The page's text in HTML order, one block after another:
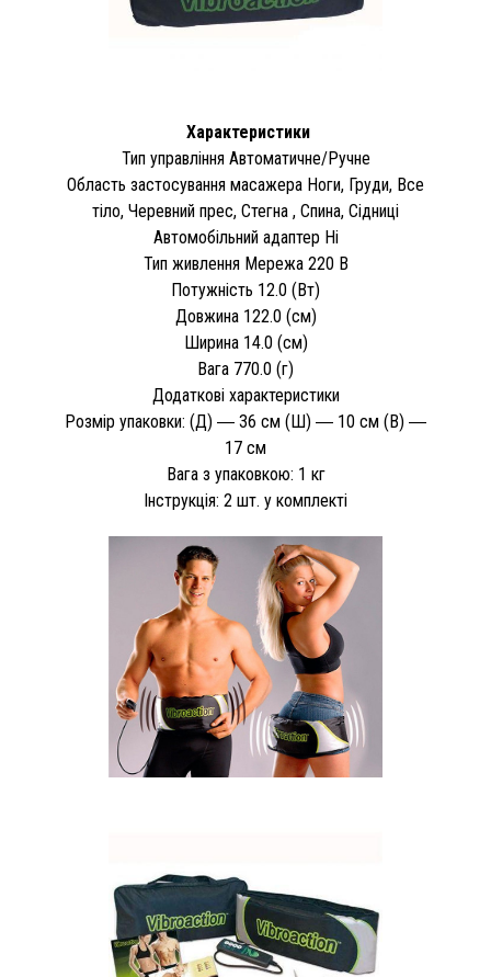
Характеристики
Тип управління Автоматичне/Ручне
Область застосування масажера Ноги, Груди, Все
тіло, Черевний прес, Стегна , Спина, Сідниці
Автомобільний адаптер Ні
Тип живлення Мережа 220 В
Потужність 12.0 (Вт)
Довжина 122.0 (см)
Ширина 14.0 (см)
Вага 770.0 (г)
Додаткові характеристики
Розмір упаковки: (Д) ― 36 см (Ш) ― 10 см (В) ―
17 см
Вага з упаковкою: 1 кг
Інструкція: 2 шт. у комплекті